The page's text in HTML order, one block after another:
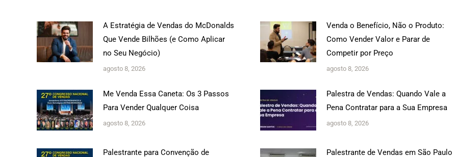
A Estratégia de Vendas do McDonalds
Que Vende Bilhões (e Como Aplicar
no Seu Negócio)
agosto 8, 2026
Venda o Benefício, Não o Produto:
Como Vender Valor e Parar de
Competir por Preço
agosto 8, 2026
Me Venda Essa Caneta: Os 3 Passos
Para Vender Qualquer Coisa
agosto 8, 2026
Palestra de Vendas: Quando Vale a
Pena Contratar para a Sua Empresa
agosto 8, 2026
Palestrante para Convenção de
Palestrante de Vendas em São Paulo